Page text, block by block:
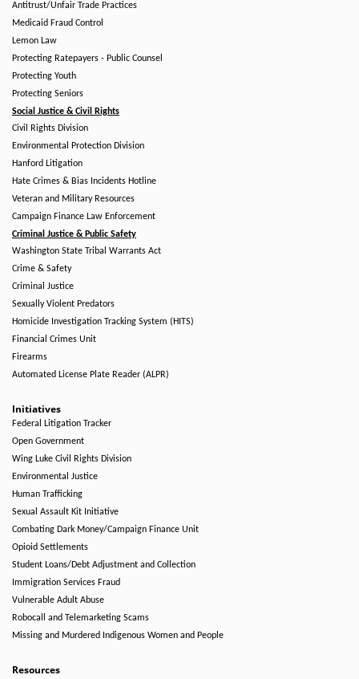
Antitrust/Unfair Trade Practices
Medicaid Fraud Control
Lemon Law
Protecting Ratepayers - Public Counsel
Protecting Youth
Protecting Seniors
Social Justice & Civil Rights
Civil Rights Division
Environmental Protection Division
Hanford Litigation
Hate Crimes & Bias Incidents Hotline
Veteran and Military Resources
Campaign Finance Law Enforcement
Criminal Justice & Public Safety
Washington State Tribal Warrants Act
Crime & Safety
Criminal Justice
Sexually Violent Predators
Homicide Investigation Tracking System (HITS)
Financial Crimes Unit
Firearms
Automated License Plate Reader (ALPR)
Initiatives
Federal Litigation Tracker
Open Government
Wing Luke Civil Rights Division
Environmental Justice
Human Trafficking
Sexual Assault Kit Initiative
Combating Dark Money/Campaign Finance Unit
Opioid Settlements
Student Loans/Debt Adjustment and Collection
Immigration Services Fraud
Vulnerable Adult Abuse
Robocall and Telemarketing Scams
Missing and Murdered Indigenous Women and People
Resources